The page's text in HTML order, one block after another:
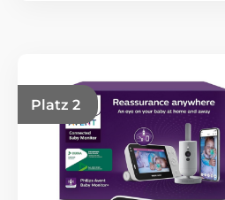
Platz 2